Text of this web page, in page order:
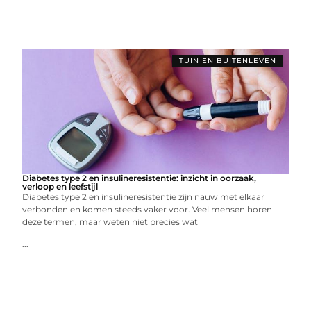
TUIN EN BUITENLEVEN
Diabetes type 2 en insulineresistentie: inzicht in oorzaak,
verloop en leefstijl
Diabetes type 2 en insulineresistentie zijn nauw met elkaar
verbonden en komen steeds vaker voor. Veel mensen horen
deze termen, maar weten niet precies wat
...